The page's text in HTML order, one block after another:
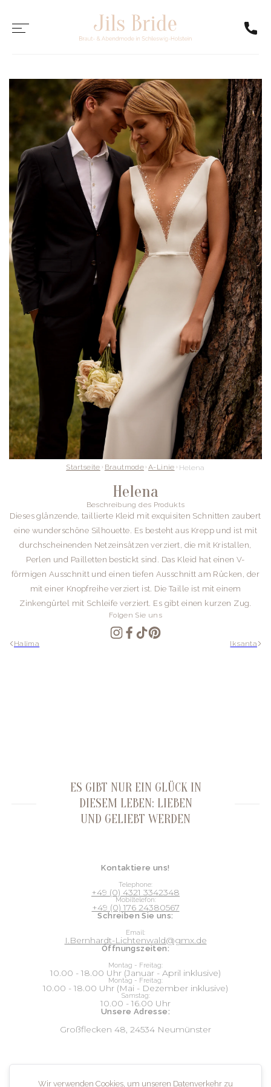
Startseite Brautmode A-Linie Helena
Helena
Beschreibung des Produkts
Dieses glänzende, taillierte Kleid mit exquisiten Schnitten zaubert
eine wunderschöne Silhouette. Es besteht aus Krepp und ist mit
durchscheinenden Netzeinsätzen verziert, die mit Kristallen,
Perlen und Pailletten bestickt sind. Das Kleid hat einen V-
förmigen Ausschnitt und einen tiefen Ausschnitt am Rücken, der
mit einer Knopfreihe verziert ist. Die Taille ist mit einem
Zinkengürtel mit Schleife verziert. Es gibt einen kurzen Zug.
Folgen Sie uns
Halima Iksanta
ES GIBT NUR EIN GLÜCK IN
DIESEM LEBEN: LIEBEN
UND GELIEBT WERDEN
Kontaktiere uns!
Telephone:
+49 (0) 4321 3342348
Mobiltelefon:
+49 (0) 176 24380567
Schreiben Sie uns:
Email:
I.Bernhardt-Lichtenwald@gmx.de
Öffnungszeiten:
Montag - Freitag:
10.00 - 18.00 Uhr (Januar - April inklusive)
Montag - Freitag:
10.00 - 18.00 Uhr (Mai - Dezember inklusive)
Samstag:
10.00 - 16.00 Uhr
Unsere Adresse:
Großflecken 48, 24534 Neumünster
Wir verwenden Cookies, um unseren Datenverkehr zu